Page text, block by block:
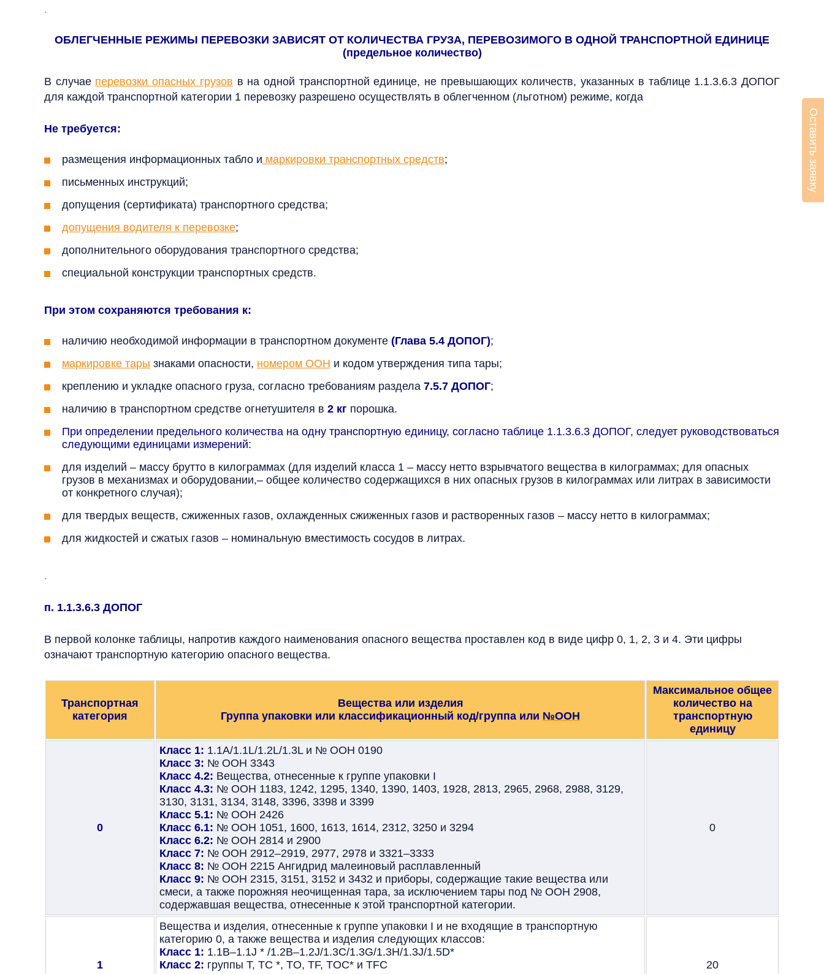
.
ОБЛЕГЧЕННЫЕ РЕЖИМЫ ПЕРЕВОЗКИ ЗАВИСЯТ ОТ КОЛИЧЕСТВА ГРУЗА, ПЕРЕВОЗИМОГО В ОДНОЙ ТРАНСПОРТНОЙ ЕДИНИЦЕ
(предельное количество)
В случае перевозки опасных грузов в на одной транспортной единице, не превышающих количеств, указанных в таблице 1.1.3.6.3 ДОПОГ
для каждой транспортной категории 1 перевозку разрешено осуществлять в облегченном (льготном) режиме, когда
Не требуется:
размещения информационных табло и маркировки транспортных средств;
письменных инструкций;
допущения (сертификата) транспортного средства;
допущения водителя к перевозке;
дополнительного оборудования транспортного средства;
специальной конструкции транспортных средств.
При этом сохраняются требования к:
наличию необходимой информации в транспортном документе (Глава 5.4 ДОПОГ);
маркировке тары знаками опасности, номером ООН и кодом утверждения типа тары;
креплению и укладке опасного груза, согласно требованиям раздела 7.5.7 ДОПОГ;
наличию в транспортном средстве огнетушителя в 2 кг порошка.
При определении предельного количества на одну транспортную единицу, согласно таблице 1.1.3.6.3 ДОПОГ, следует руководствоваться
следующими единицами измерений:
для изделий – массу брутто в килограммах (для изделий класса 1 – массу нетто взрывчатого вещества в килограммах; для опасных
грузов в механизмах и оборудовании,– общее количество содержащихся в них опасных грузов в килограммах или литрах в зависимости
от конкретного случая);
для твердых веществ, сжиженных газов, охлажденных сжиженных газов и растворенных газов – массу нетто в килограммах;
для жидкостей и сжатых газов – номинальную вместимость сосудов в литрах.
.
п. 1.1.3.6.3 ДОПОГ
В первой колонке таблицы, напротив каждого наименования опасного вещества проставлен код в виде цифр 0, 1, 2, 3 и 4. Эти цифры
означают транспортную категорию опасного вещества.
Транспортная
категория
Вещества или изделия
Группа упаковки или классификационный код/группа или №ООН
Максимальное общее
количество на
транспортную
единицу
0
Класс 1: 1.1А/1.1L/1.2L/1.3L и № ООН 0190
Класс 3: № ООН 3343
Класс 4.2: Вещества, отнесенные к группе упаковки I
Класс 4.3: № ООН 1183, 1242, 1295, 1340, 1390, 1403, 1928, 2813, 2965, 2968, 2988, 3129,
3130, 3131, 3134, 3148, 3396, 3398 и 3399
Класс 5.1: № ООН 2426
Класс 6.1: № ООН 1051, 1600, 1613, 1614, 2312, 3250 и 3294
Класс 6.2: № ООН 2814 и 2900
Класс 7: № ООН 2912–2919, 2977, 2978 и 3321–3333
Класс 8: № ООН 2215 Ангидрид малеиновый расплавленный
Класс 9: № ООН 2315, 3151, 3152 и 3432 и приборы, содержащие такие вещества или
смеси, а также порожняя неочищенная тара, за исключением тары под № ООН 2908,
содержавшая вещества, отнесенные к этой транспортной категории.
0
1
Вещества и изделия, отнесенные к группе упаковки I и не входящие в транспортную
категорию 0, а также вещества и изделия следующих классов:
Класс 1: 1.1B–1.1J * /1.2B–1.2J/1.3C/1.3G/1.3H/1.3J/1.5D*
Класс 2: группы T, TC *, TO, TF, TOC* и TFC
20
Оставить заявку